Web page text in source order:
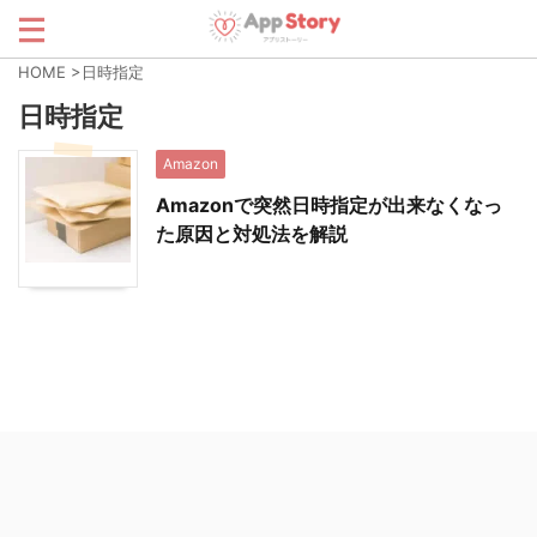
HOME >日時指定
日時指定
Amazon
Amazonで突然日時指定が出来なくなっ
た原因と対処法を解説